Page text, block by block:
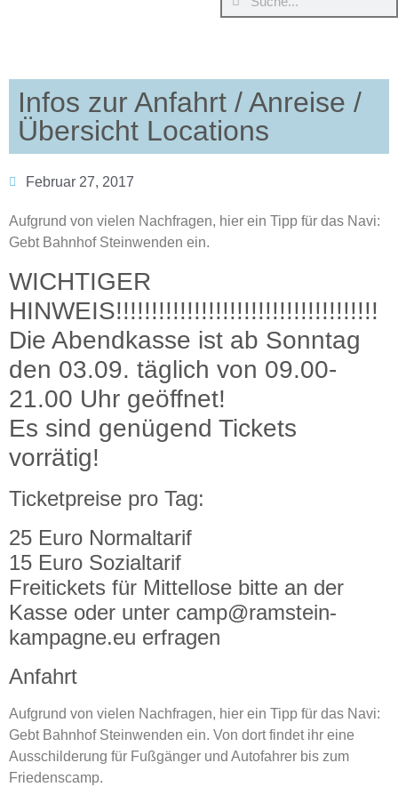
Infos zur Anfahrt / Anreise /
Übersicht Locations
Februar 27, 2017
Aufgrund von vielen Nachfragen, hier ein Tipp für das Navi:
Gebt Bahnhof Steinwenden ein.
WICHTIGER
HINWEIS!!!!!!!!!!!!!!!!!!!!!!!!!!!!!!!!!!!!!
Die Abendkasse ist ab Sonntag
den 03.09. täglich von 09.00-
21.00 Uhr geöffnet!
Es sind genügend Tickets
vorrätig!
Ticketpreise pro Tag:
25 Euro Normaltarif
15 Euro Sozialtarif
Freitickets für Mittellose bitte an der
Kasse oder unter camp@ramstein-
kampagne.eu erfragen
Anfahrt
Aufgrund von vielen Nachfragen, hier ein Tipp für das Navi:
Gebt Bahnhof Steinwenden ein. Von dort findet ihr eine
Ausschilderung für Fußgänger und Autofahrer bis zum
Friedenscamp.